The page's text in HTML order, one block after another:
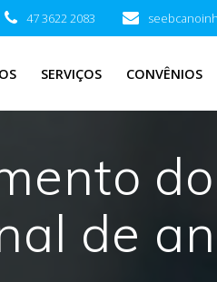
47 3622 2083
SERVIÇOS CONVÊNIOS
de